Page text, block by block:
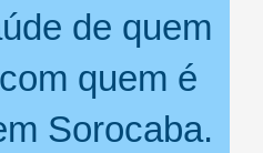
de quem
quem é
Sorocaba.